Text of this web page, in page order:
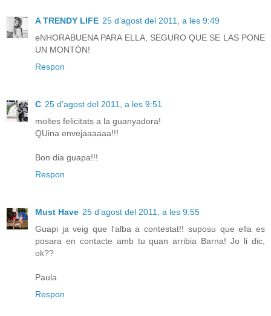
A TRENDY LIFE 25 d’agost del 2011, a les 9:49
eNHORABUENA PARA ELLA, SEGURO QUE SE LAS PONE
UN MONTÓN!
Respon
C 25 d’agost del 2011, a les 9:51
moltes felicitats a la guanyadora!
QUina envejaaaaaa!!!
Bon dia guapa!!!
Respon
Must Have 25 d’agost del 2011, a les 9:55
Guapi ja veig que l'alba a contestat!! suposu que ella es
posara en contacte amb tu quan arribia Barna! Jo li dic,
ok??
Paula
Respon